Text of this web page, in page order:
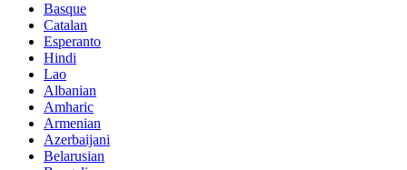
Basque
Catalan
Esperanto
Hindi
Lao
Albanian
Amharic
Armenian
Azerbaijani
Belarusian